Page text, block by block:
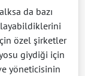
da bazı
özel şirketler
giydiği için
yöneticisinin